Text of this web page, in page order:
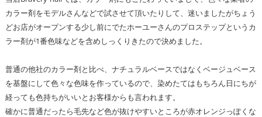
カラー剤をモデルさんなどで試させて頂いたりして、迷いましたがちょう
どお店がオープンする少し前にでたホーユーさんのプロステップというカ
ラー剤が1番色味などを含めしっくりきたので決めました。
普通の他社のカラー剤と比べ、ナチュラルベースではなくベージュベース
を基盤にして色々な色味を作っているので、染めたてはもちろん日にちが
経っても色持ちがいいとお客様からも言われます。
確かに普通だったら毛先など色が抜けやすいところが赤オレンジっぽくな